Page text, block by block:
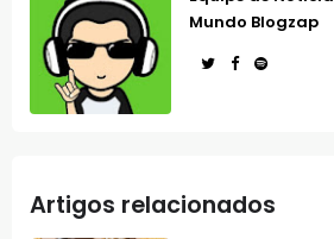
Mundo Blogzap
Artigos relacionados